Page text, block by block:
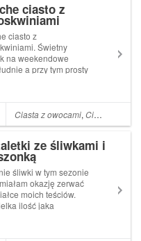
ciasto z
ciasto z
Świetny
na weekendowe
a przy tym prosty
jest delikatna
czekoladowa. Ciasto
! Cias...
Ciasta z owocami,Ciasta kruche i półkruche
ze śliwkami i
śliwki w tym sezonie
okazję zerwać
moich teściów.
ilość jaka